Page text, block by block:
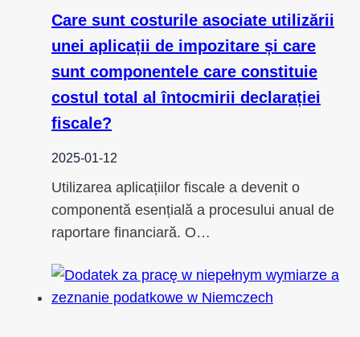
Care sunt costurile asociate utilizării
unei aplicații de impozitare și care
sunt componentele care constituie
costul total al întocmirii declarației
fiscale?
2025-01-12
Utilizarea aplicațiilor fiscale a devenit o
componentă esențială a procesului anual de
raportare financiară. O…